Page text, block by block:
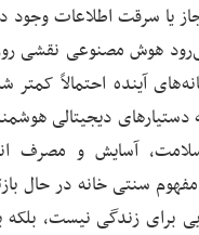
یا سرقت اطلاعات وجود
هوش مصنوعی نقشی
آینده احتمالاً کمتر
دیجیتالی
آسایش و مصرف
سنتی خانه در حال
برای زندگی نیست،